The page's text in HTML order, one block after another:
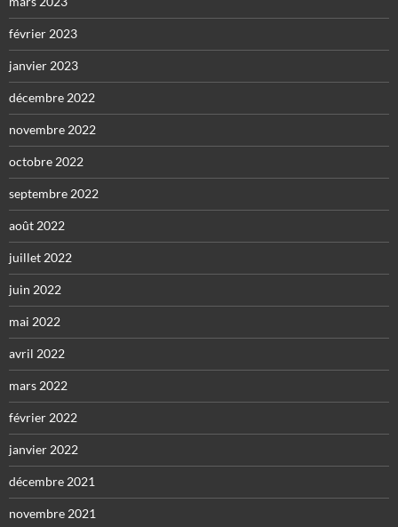
février 2023
janvier 2023
décembre 2022
novembre 2022
octobre 2022
septembre 2022
août 2022
juillet 2022
juin 2022
mai 2022
avril 2022
mars 2022
février 2022
janvier 2022
décembre 2021
novembre 2021